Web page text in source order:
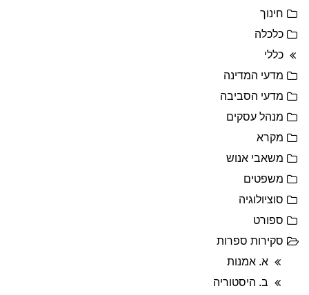
חינוך
כלכלה
כללי
מדעי המדינה
מדעי הסביבה
מנהל עסקים
מקרא
משאבי אנוש
משפטים
סוציולוגיה
ספורט
סקירות ספרות
א. אמנות
ב. היסטוריה